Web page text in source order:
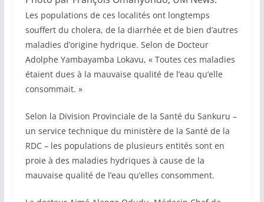
Les populations de ces localités ont longtemps
souffert du cholera, de la diarrhée et de bien d’autres
maladies d’origine hydrique. Selon de Docteur
Adolphe Yambayamba Lokavu, « Toutes ces maladies
étaient dues à la mauvaise qualité de l’eau qu’elle
consommait. »
Selon la Division Provinciale de la Santé du Sankuru –
un service technique du ministère de la Santé de la
RDC – les populations de plusieurs entités sont en
proie à des maladies hydriques à cause de la
mauvaise qualité de l’eau qu’elles consomment.